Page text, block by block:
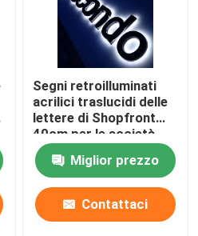
Segni retroilluminati
acrilici traslucidi delle
lettere di Shopfront
40cm per le società
Miglior prezzo
Contattaci